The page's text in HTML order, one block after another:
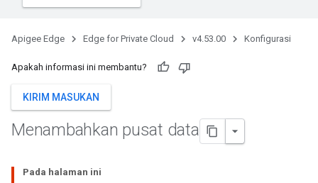
Apigee Edge Edge for Private Cloud v4.53.00 Konfigurasi
Apakah informasi ini membantu?
KIRIM MASUKAN
Menambahkan pusat data
Pada halaman ini